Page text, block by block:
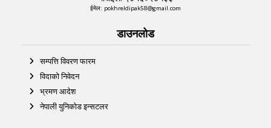
ईमेल: pokhreldipak58@gmail.com
डाउनलोड
सम्पत्ति विवरण फारम
विदाको निवेदन
भ्रमण आदेश
नेपाली युनिकोड इन्सटलर